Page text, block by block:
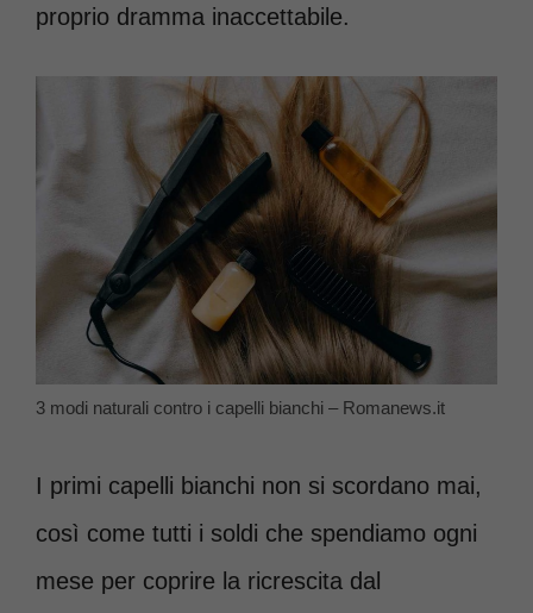
proprio dramma inaccettabile.
3 modi naturali contro i capelli bianchi – Romanews.it
I primi capelli bianchi non si scordano mai,
così come tutti i soldi che spendiamo ogni
mese per coprire la ricrescita dal